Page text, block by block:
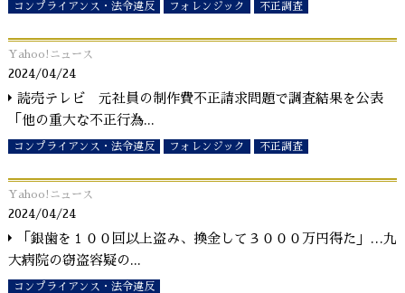
コンプライアンス・法令違反 フォレンジック 不正調査
Yahoo!ニュース
2024/04/24
読売テレビ 元社員の制作費不正請求問題で調査結果を公表
「他の重大な不正行為...
コンプライアンス・法令違反 フォレンジック 不正調査
Yahoo!ニュース
2024/04/24
「銀歯を１００回以上盗み、換金して３０００万円得た」…九
大病院の窃盗容疑の...
コンプライアンス・法令違反